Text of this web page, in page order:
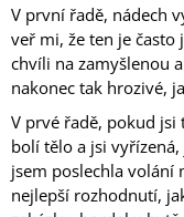
V první řadě, nádech
veř mi, že ten je často
chvíli na zamyšlenou
nakonec tak hrozivé,
V prvé řadě, pokud jsi
bolí tělo a jsi
jsem poslechla volání
nejlepší rozhodnutí,
Í
T
?
HLEDAT